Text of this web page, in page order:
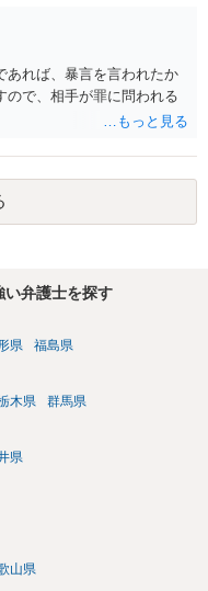
あれば、暴言を言われたか
ので、相手が罪に問われる
い弁護士を探す
県 福島県
木県 群馬県
県
山県